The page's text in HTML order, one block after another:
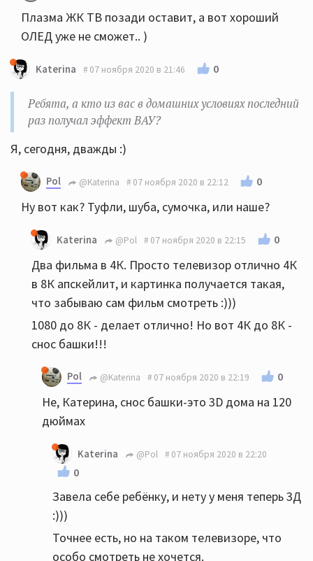
Плазма ЖК ТВ позади оставит, а вот хороший
ОЛЕД уже не сможет.. )
Katerina 07 ноября 2020 в 21:46 0
Ребята, а кто из вас в домашних условиях последний
раз получал эффект ВАУ?
Я, сегодня, дважды :)
Pol @Katerina 07 ноября 2020 в 22:12 0
Ну вот как? Туфли, шуба, сумочка, или наше?
Katerina @Pol 07 ноября 2020 в 22:15 0
Два фильма в 4К. Просто телевизор отлично 4К
в 8К апскейлит, и картинка получается такая,
что забываю сам фильм смотреть :)))
1080 до 8К - делает отлично! Но вот 4К до 8К -
снос башки!!!
Pol @Katerina 07 ноября 2020 в 22:19 0
Не, Катерина, снос башки-это 3D дома на 120
дюймах
Katerina @Pol 07 ноября 2020 в 22:20
0
Завела себе ребёнку, и нету у меня теперь 3Д
:)))
Точнее есть, но на таком телевизоре, что
особо смотреть не хочется.